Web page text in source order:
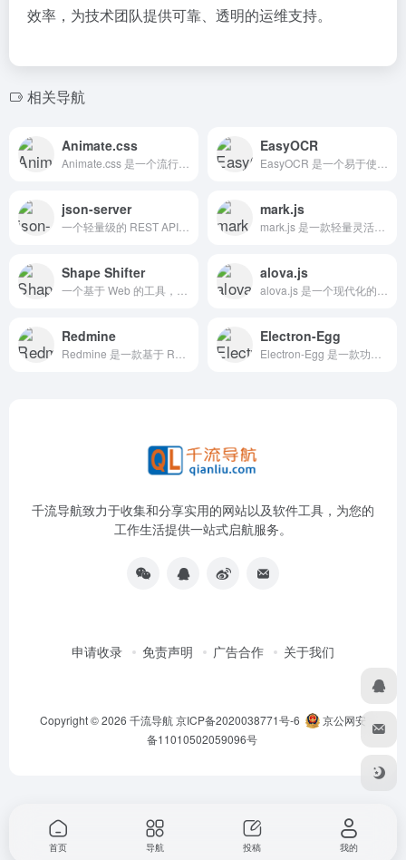
效率，为技术团队提供可靠、透明的运维支持。
相关导航
Animate.css EasyOCR
json-server mark.js
Shape Shifter alova.js
Redmine Electron-Egg
千流导航致力于收集和分享实用的网站以及软件工具，为您的
工作生活提供一站式启航服务。
申请收录 免责声明 广告合作 关于我们
Copyright © 2026 千流导航京ICP备2020038771号-6
京公网安
备11010502059096号
首页 导航 投稿 我的